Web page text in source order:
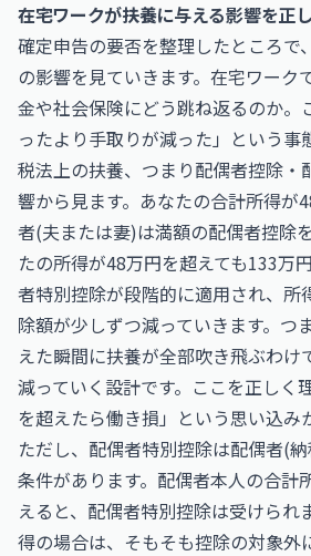
在宅ワークが扶養に与える影響を正
確定申告の要否を整理したところで
の影響を見ていきます。在宅ワーク
金や社会保険にどう跳ね返るのか。
ったより手取りが減った」という事
税法上の扶養、つまり配偶者控除・
響から見ます。あなたの合計所得が
者(夫または妻)は満額の配偶者控除
たの所得が48万円を超えても133万
者特別控除が段階的に適用され、所
除額が少しずつ減っていきます。つ
えた瞬間に扶養が全部吹き飛ぶわけ
減っていく設計です。ここを正しく
を超えたら働き損」という思い込み
ただし、配偶者特別控除は配偶者(
条件があります。配偶者本人の合計
えると、配偶者特別控除は受けられ
得の場合は、そもそも控除の対象外